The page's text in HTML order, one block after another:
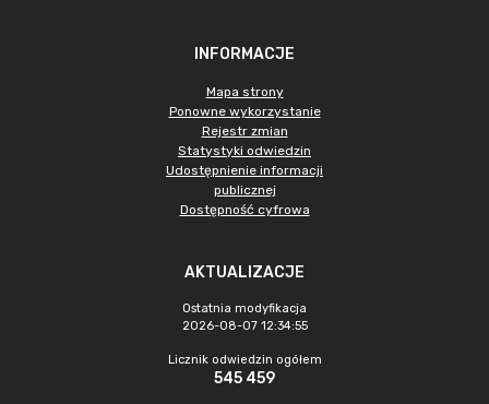
INFORMACJE
Mapa strony
Ponowne wykorzystanie
Rejestr zmian
Statystyki odwiedzin
Udostępnienie informacji
publicznej
Dostępność cyfrowa
AKTUALIZACJE
Ostatnia modyfikacja
2026-08-07 12:34:55
Licznik odwiedzin ogółem
545 459